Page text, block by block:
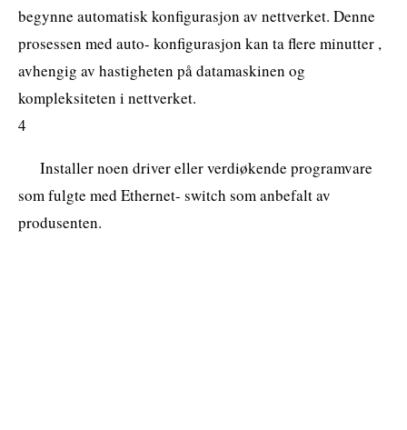
begynne automatisk konfigurasjon av nettverket. Denne
prosessen med auto- konfigurasjon kan ta flere minutter ,
avhengig av hastigheten på datamaskinen og
kompleksiteten i nettverket.
4
Installer noen driver eller verdiøkende programvare
som fulgte med Ethernet- switch som anbefalt av
produsenten.